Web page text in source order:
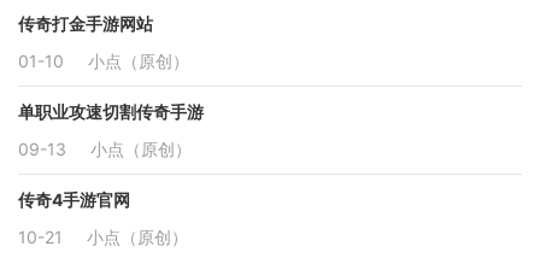
传奇打金手游网站
01-10
小点（原创）
单职业攻速切割传奇手游
09-13
小点（原创）
传奇4手游官网
10-21
小点（原创）